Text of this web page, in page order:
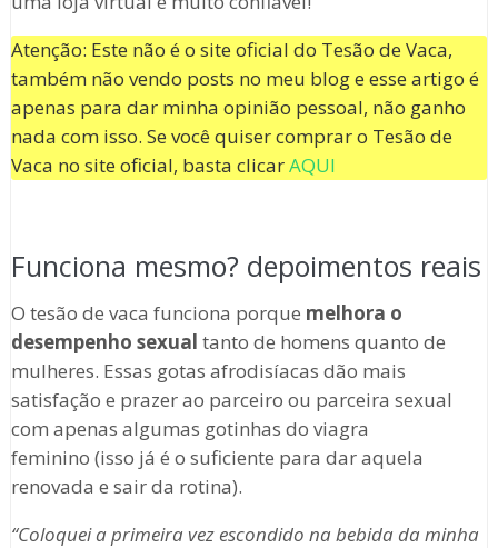
Atenção: Este não é o site oficial do Tesão de Vaca,
também não vendo posts no meu blog e esse artigo é
apenas para dar minha opinião pessoal, não ganho
nada com isso. Se você quiser comprar o Tesão de
Vaca no site oficial, basta clicarAQUI
Funciona mesmo? depoimentos reais
O tesão de vaca funciona porque melhora o
desempenho sexual tanto de homens quanto de
mulheres. Essas gotas afrodisíacas dão mais
satisfação e prazer ao parceiro ou parceira sexual
com apenas algumas gotinhas do viagra
feminino (isso já é o suficiente para dar aquela
renovada e sair da rotina).
“Coloquei a primeira vez escondido na bebida da minha